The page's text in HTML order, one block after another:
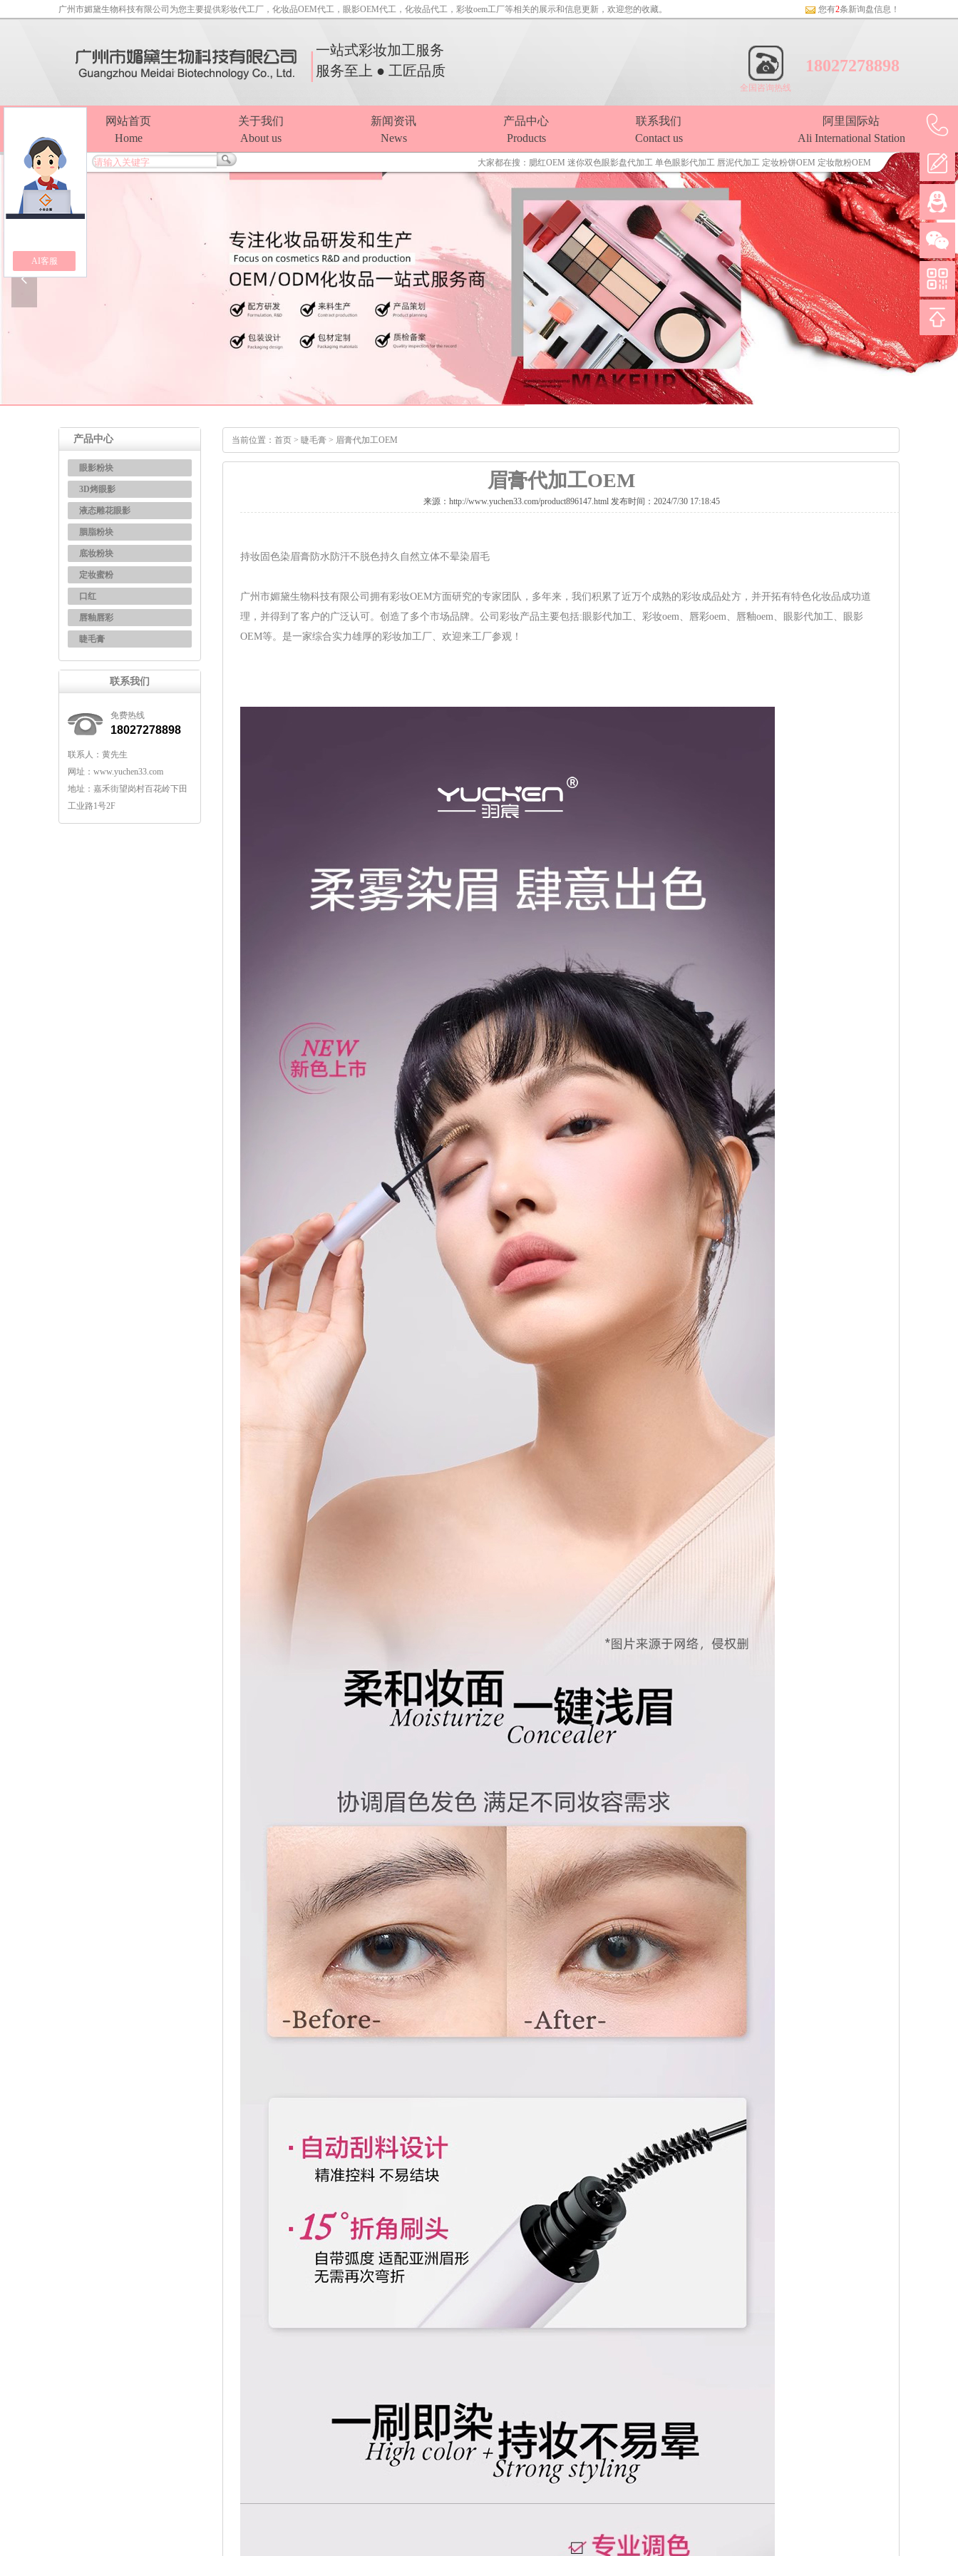
广州市媚黛生物科技有限公司为您主要提供彩妆代工厂 ，化妆品OEM代工，眼影OEM代工，化妆品代工，彩妆oem工厂等相关的展示和信息更新，欢迎您的收藏。 您有2条新询盘信息！
大家都在搜： 腮红OEM 迷你双色眼影盘代加工 单色眼影代加工 唇泥代加工 定妆粉饼OEM 定妆散粉OEM
| 一站式彩妆加工服务
服务至上 ● 工匠品质
18027278898
全国咨询热线
网站首页
Home
关于我们
About us
新闻资讯
News
产品中心
Products
联系我们
Contact us
阿里国际站
Ali International Station
产品中心
眼影粉块
3D烤眼影
液态雕花眼影
胭脂粉块
底妆粉块
定妆蜜粉
口红
唇釉唇彩
睫毛膏
联系我们
免费热线
18027278898
联系人：黄先生
网址：www.yuchen33.com
地址：嘉禾街望岗村百花岭下田
工业路1号2F
当前位置： 首页 > 睫毛膏 > 眉膏代加工OEM
眉膏代加工OEM
来源：http://www.yuchen33.com/product896147.html 发布时间：2024/7/30 17:18:45
持妆固色染眉膏防水防汗不脱色持久自然立体不晕染眉毛
广州市媚黛生物科技有限公司拥有彩妆OEM方面研究的专家团队，多年来，我们积累了近万个成熟的彩妆成品处方，并开拓有特色化妆品成功道
理，并得到了客户的广泛认可。创造了多个市场品牌。公司彩妆产品主要包括:眼影代加工、彩妆oem、唇彩oem、唇釉oem、眼影代加工、眼影
OEM等。是一家综合实力雄厚的彩妆加工厂、欢迎来工厂参观！
AI客服